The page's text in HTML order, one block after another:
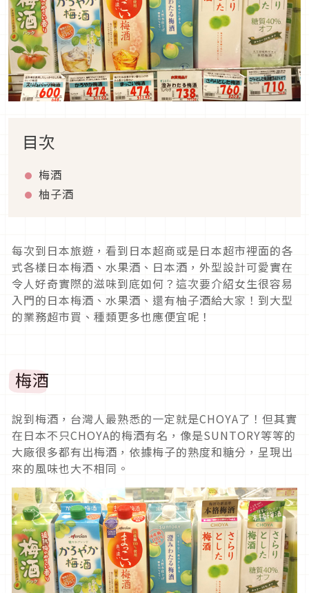
目次
梅酒
柚子酒
每次到日本旅遊，看到日本超商或是日本超市裡面的各
式各樣日本梅酒、水果酒、日本酒，外型設計可愛實在
令人好奇實際的滋味到底如何？這次要介紹女生很容易
入門的日本梅酒、水果酒、還有柚子酒給大家！到大型
的業務超市買、種類更多也應便宜呢！
梅酒
說到梅酒，台灣人最熟悉的一定就是CHOYA了！但其實
在日本不只CHOYA的梅酒有名，像是SUNTORY等等的
大廠很多都有出梅酒，依據梅子的熟度和糖分，呈現出
來的風味也大不相同。